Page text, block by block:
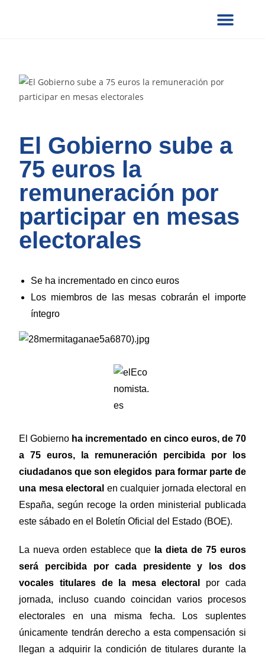
El Gobierno sube a
75 euros la
remuneración por
participar en mesas
electorales
Se ha incrementado en cinco euros
Los miembros de las mesas cobrarán el importe
íntegro
El Gobierno ha incrementado en cinco euros, de 70
a 75 euros, la remuneración percibida por los
ciudadanos que son elegidos para formar parte de
una mesa electoral en cualquier jornada electoral en
España, según recoge la orden ministerial publicada
este sábado en el Boletín Oficial del Estado (BOE).
La nueva orden establece que la dieta de 75 euros
será percibida por cada presidente y los dos
vocales titulares de la mesa electoral
por cada
jornada, incluso cuando coincidan varios procesos
electorales en una misma fecha. Los suplentes
únicamente tendrán derecho a esta compensación si
llegan a adquirir la condición de titulares durante la